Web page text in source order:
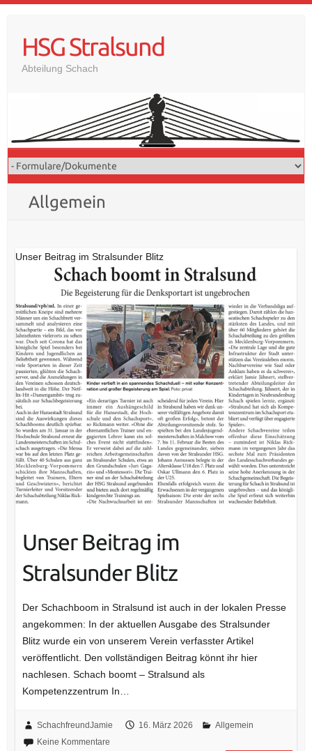
contentHSG Stralsund
Abteilung Schach
Allgemein
Unser Beitrag im Stralsunder Blitz
Unser Beitrag im
Stralsunder Blitz
Der Schachboom in Stralsund ist auch in der lokalen Presse
angekommen: In der aktuellen Ausgabe des Stralsunder
Blitz wurde ein von unserem Verein verfasster Artikel
veröffentlicht. Den vollständigen Beitrag könnt ihr hier
nachlesen. Schach boomt – Stralsund als
Kompetenzzentrum In…
SchachfreundJamie 16. März 2026
Allgemein
Keine Kommentare